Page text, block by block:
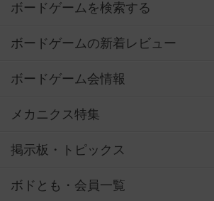
ボードゲームを検索する
ボードゲームの新着レビュー
ボードゲーム会情報
メカニクス特集
掲示板・トピックス
ボドとも・会員一覧